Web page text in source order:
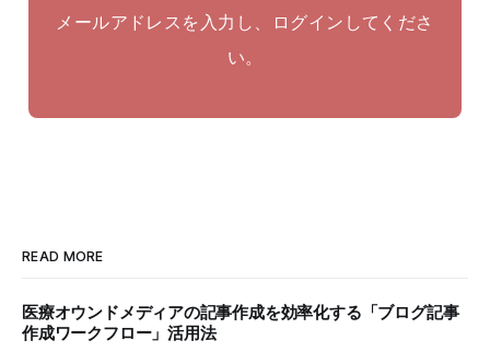
メールアドレスを入力し、ログインしてくださ
い。
READ MORE
医療オウンドメディアの記事作成を効率化する「ブログ記事
作成ワークフロー」活用法